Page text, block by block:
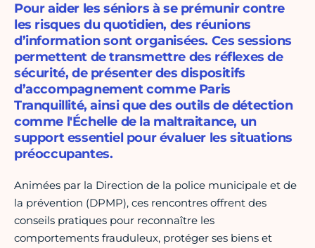
Pour aider les séniors à se prémunir contre
les risques du quotidien, des réunions
d’information sont organisées. Ces sessions
permettent de transmettre des réflexes de
sécurité, de présenter des dispositifs
d’accompagnement comme Paris
Tranquillité, ainsi que des outils de détection
comme l'Échelle de la maltraitance, un
support essentiel pour évaluer les situations
préoccupantes.
Animées par la Direction de la police municipale et de
la prévention (DPMP), ces rencontres offrent des
conseils pratiques pour reconnaître les
comportements frauduleux, protéger ses biens et